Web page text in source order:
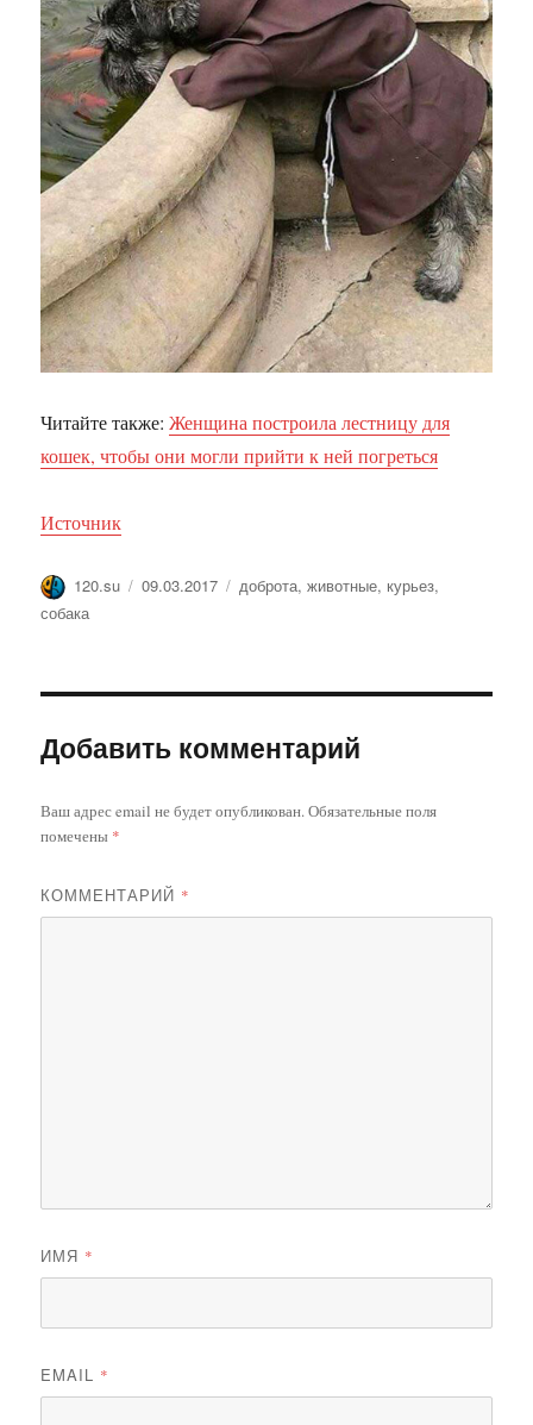
Читайте также:Женщина построила лестницу для
кошек, чтобы они могли прийти к ней погреться
Источник
Автор
120.su Опубликовано
09.03.2017 Метки
доброта,животные, курьез,
собака
Добавить комментарий
Ваш адрес email не будет опубликован. Обязательные поля
помечены *
КОММЕНТАРИЙ *
ИМЯ *
EMAIL *